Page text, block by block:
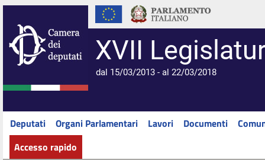
XVII
dal 15/03/2013 - al 22/03/2018
Deputati Organi Parlamentari Lavori Documenti
Accesso rapido